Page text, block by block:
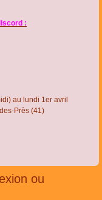
:
au lundi 1er avril
Près (41)
ou